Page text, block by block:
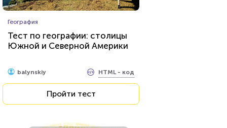
География
Тест по географии: столицы
Южной и Северной Америки
balynskiy HTML - код
Пройти тест